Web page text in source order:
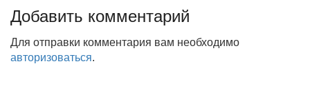
Добавить комментарий
Для отправки комментария вам необходимо
авторизоваться.